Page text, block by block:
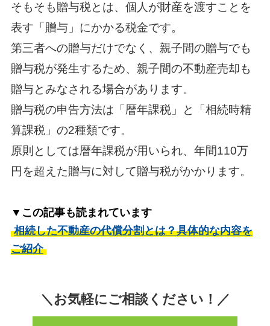
そもそも贈与税とは、個人が財産を渡すことを
表す「贈与」にかかる税金です。
第三者への贈与だけでなく、親子間の贈与でも
贈与税が発生するため、親子間の不動産売却も
贈与とみなされる場合があります。
贈与税の申告方法は「暦年課税」と「相続時精
算課税」の2種類です。
原則としては暦年課税が用いられ、年間110万
円を超えた贈与に対して贈与税がかかります。
▼この記事も読まれています
相続した不動産の代償分割とは？具体的な内容を
ご紹介
＼お気軽にご相談ください！／